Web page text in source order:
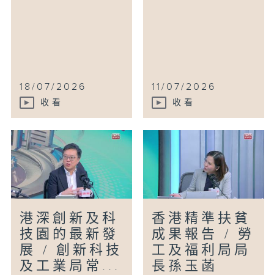
18/07/2026
收看
11/07/2026
收看
港深創新及科
技園的最新發
展 / 創新科技
及工業局常...
香港精準扶貧
成果報告 / 勞
工及福利局局
長孫玉菡